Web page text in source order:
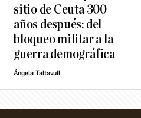
sitio de Ceuta 300
años después: del
bloqueo militar a la
guerra demográfica
Ángela Taltavull